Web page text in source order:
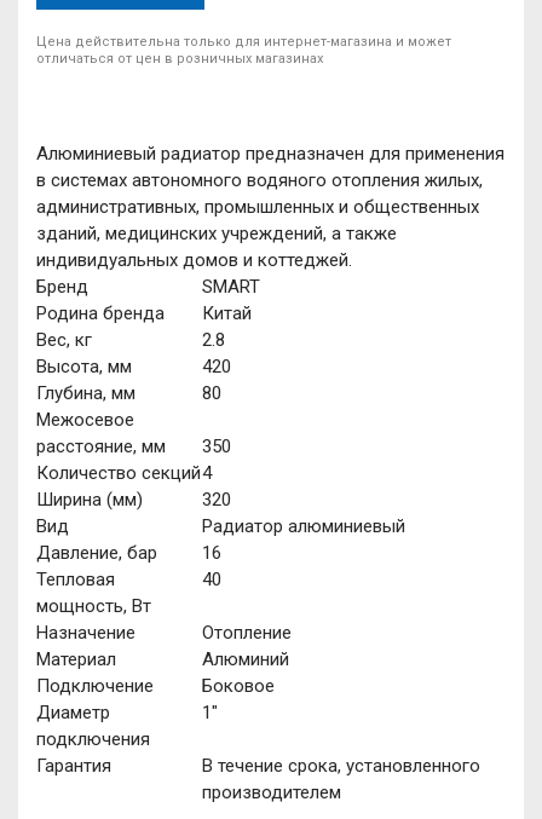
Цена действительна только для интернет-магазина и может
отличаться от цен в розничных магазинах
Алюминиевый радиатор предназначен для применения
в системах автономного водяного отопления жилых,
административных, промышленных и общественных
зданий, медицинских учреждений, а также
индивидуальных домов и коттеджей.
Бренд
SMART
Родина бренда
Китай
Вес, кг
2.8
Высота, мм
420
Глубина, мм
80
Межосевое
расстояние, мм
350
Количество секций4
Ширина (мм)
320
Вид
Радиатор алюминиевый
Давление, бар
16
Тепловая
мощность, Вт
40
Назначение
Отопление
Материал
Алюминий
Подключение
Боковое
Диаметр
подключения
1"
Гарантия
В течение срока, установленного
производителем